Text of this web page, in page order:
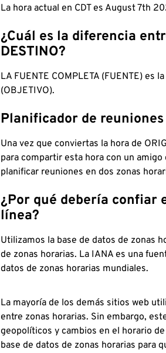
La hora actual en CDT es August 7th
¿Cuál es la diferencia
DESTINO?
LA FUENTE COMPLETA (FUENTE) es
(OBJETIVO).
Planificador de reuniones
Una vez que conviertas la hora de
para compartir esta hora con un
planificar reuniones en dos zonas
¿Por qué debería confiar
línea?
Utilizamos la base de datos de zonas
de zonas horarias. La IANA es una
datos de zonas horarias mundiales.
La mayoría de los demás sitios web
entre zonas horarias. Sin embargo,
geopolíticos y cambios en el horario
base de datos de zonas horarias para